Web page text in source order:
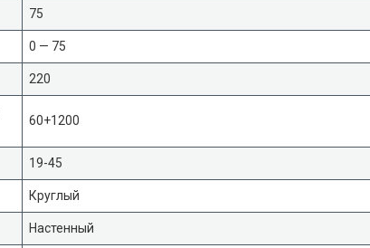
75
0 — 75
220
60+1200
19-45
Круглый
Настенный